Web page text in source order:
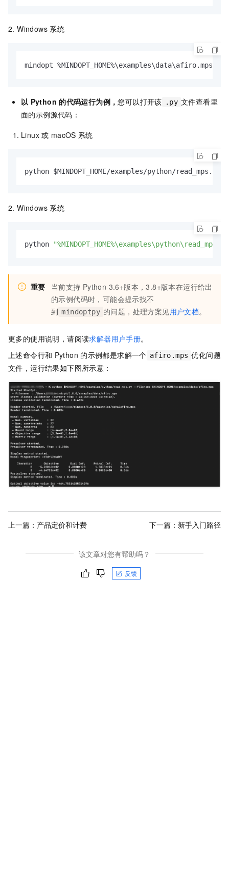
2. Windows 系统
mindopt %MINDOPT_HOME%\examples\data\afiro.mps
以 Python 的代码运行为例，您可以打开该 .py 文件查看里
面的示例源代码：
Linux 或 macOS 系统
python $MINDOPT_HOME/examples/python/read_mps.
2. Windows 系统
python
重要 当前支持 Python 3.6+版本，3.8+版本在运行给出
的示例代码时，可能会提示找不
到 mindoptpy 的问题，处理方案见用户文档。
更多的使用说明，请阅读求解器用户手册。
上述命令行和 Python 的示例都是求解一个 afiro.mps 优化问题
文件，运行结果如下图所示意：
上一篇： 产品定价和计费 下一篇： 新手入门路径
该文章对您有帮助吗？
反馈